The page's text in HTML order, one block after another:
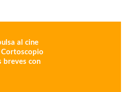
al cine
Cortoscopio
breves con